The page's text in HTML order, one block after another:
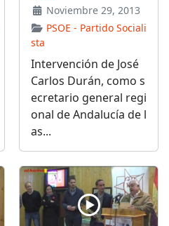
Noviembre 29, 2013
PSOE - Partido Sociali
sta
Intervención de José
Carlos Durán, como s
ecretario general regi
onal de Andalucía de l
as...